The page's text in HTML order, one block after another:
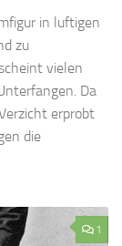
in luftigen
zu
vielen
Da
erprobt
die
1